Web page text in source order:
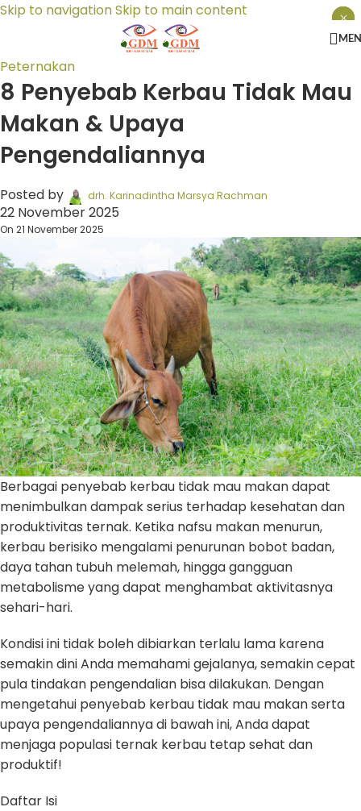
Skip to navigationSkip to main content
Peternakan
8 Penyebab Kerbau Tidak Mau
Makan & Upaya
Pengendaliannya
Posted by drh. Karinadintha Marsya Rachman
22 November 2025
On 21 November 2025
Berbagai penyebab kerbau tidak mau makan dapat
menimbulkan dampak serius terhadap kesehatan dan
produktivitas ternak. Ketika nafsu makan menurun,
kerbau berisiko mengalami penurunan bobot badan,
daya tahan tubuh melemah, hingga gangguan
metabolisme yang dapat menghambat aktivitasnya
sehari-hari.
Kondisi ini tidak boleh dibiarkan terlalu lama karena
semakin dini Anda memahami gejalanya, semakin cepat
pula tindakan pengendalian bisa dilakukan. Dengan
mengetahui penyebab kerbau tidak mau makan serta
upaya pengendaliannya di bawah ini, Anda dapat
menjaga populasi ternak kerbau tetap sehat dan
produktif!
Daftar Isi
×
×
×